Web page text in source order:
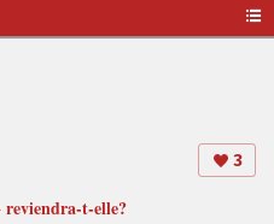
3
reviendra-t-elle?